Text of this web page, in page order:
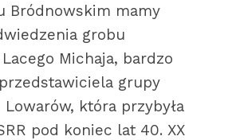
Bródnowskim mamy
grobu
Michaja, bardzo
grupy
Lowarów, która przybyła
pod koniec lat 40. XX